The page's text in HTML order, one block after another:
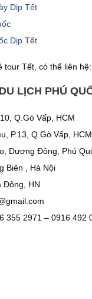
Dịp Tết
Dịp Tết
tour Tết, có thể liên hệ:
LỊCH PHÚ
Q.Gò Vấp, HCM
P.13, Q.Gò Vấp, HCM
Dương Đông, Phú
Biên , Hà Nội
Đông, HN
355 2971 – 0916 492